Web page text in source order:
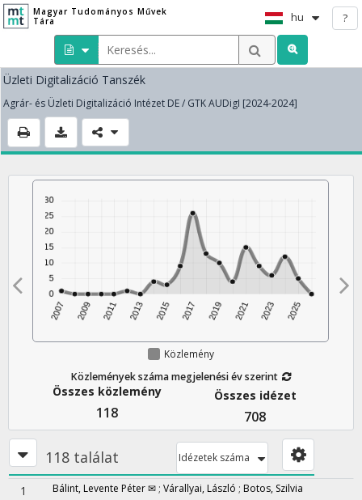
Magyar Tudományos Művek
Tára
hu ?
Üzleti Digitalizáció Tanszék
Agrár- és Üzleti Digitalizáció Intézet DE / GTK AUDigI [2024-2024]
Közlemény
Közlemények száma megjelenési év szerint
Összes közlemény
118
Összes idézet
708
118 találat Idézetek száma
1 Bálint, Levente Péter ✉ ; Várallyai, László ; Botos, Szilvia